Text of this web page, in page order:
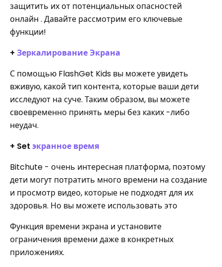
защитить их от потенциальных опасностей
онлайн . Давайте рассмотрим его ключевые
функции!
+ Зеркалирование Экрана
С помощью FlashGet Kids вы можете увидеть
вживую, какой тип контента, которые ваши дети
исследуют на суче. Таким образом, вы можете
своевременно принять меры без каких -либо
неудач.
+ Set экранное время
Bitchute - очень интересная платформа, поэтому
дети могут потратить много времени на создание
и просмотр видео, которые не подходят для их
здоровья. Но вы можете использовать это
Функция времени экрана и установите
ограничения времени даже в конкретных
приложениях.